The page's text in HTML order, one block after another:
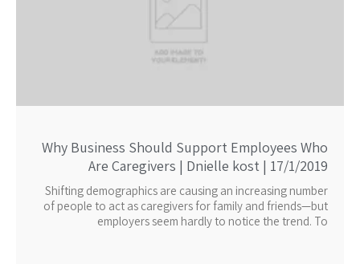
Why Business Should Support Employees Who
Are Caregivers | Dnielle kost | 17/1/2019
Shifting demographics are causing an increasing number
of people to act as caregivers for family and friends—but
employers seem hardly to notice the trend. To